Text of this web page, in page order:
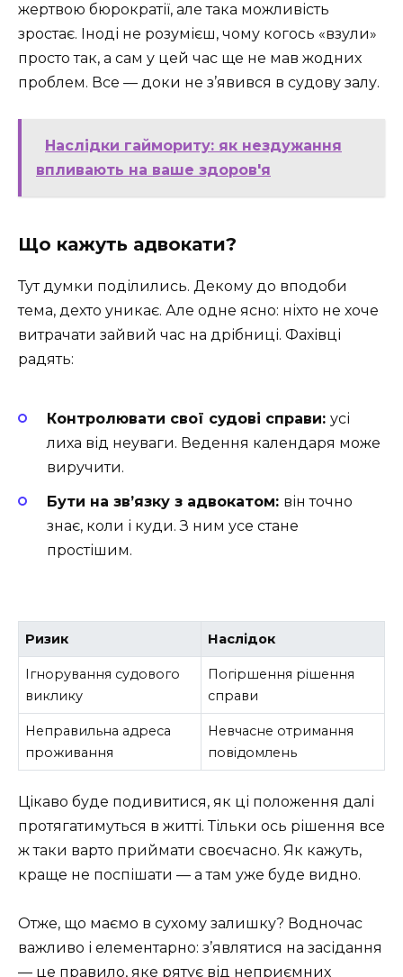
жертвою бюрократії, але така можливість
зростає. Іноді не розумієш, чому когось «взули»
просто так, а сам у цей час ще не мав жодних
проблем. Все — доки не з’явився в судову залу.
Наслідки гаймориту: як нездужання
впливають на ваше здоров'я
Що кажуть адвокати?
Тут думки поділились. Декому до вподоби
тема, дехто уникає. Але одне ясно: ніхто не хоче
витрачати зайвий час на дрібниці. Фахівці
радять:
Контролювати свої судові справи: усі
лиха від неуваги. Ведення календаря може
виручити.
Бути на зв’язку з адвокатом: він точно
знає, коли і куди. З ним усе стане
простішим.
Ризик Наслідок
Ігнорування судового
виклику
Погіршення рішення
справи
Неправильна адреса
проживання
Невчасне отримання
повідомлень
Цікаво буде подивитися, як ці положення далі
протягатимуться в житті. Тільки ось рішення все
ж таки варто приймати своєчасно. Як кажуть,
краще не поспішати — а там уже буде видно.
Отже, що маємо в сухому залишку? Водночас
важливо і елементарно: з’являтися на засідання
— це правило, яке рятує від неприємних